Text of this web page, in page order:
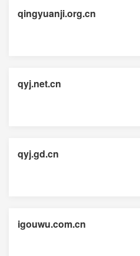
qingyuanji.org.cn
qyj.net.cn
qyj.gd.cn
igouwu.com.cn